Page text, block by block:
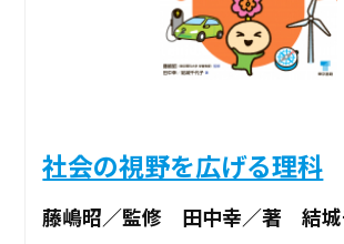
社会の視野を広げる理科
藤嶋昭／監修 田中幸／著 結城